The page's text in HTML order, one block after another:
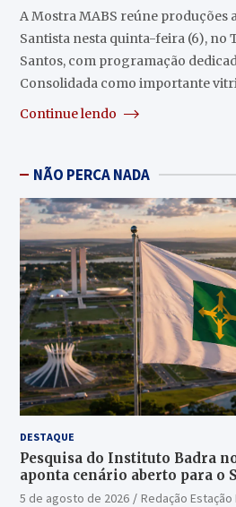
A Mostra MABS reúne produções
Santista nesta quinta-feira (6), no
Santos, com programação
Consolidada como importante
Continue lendo
NÃO PERCA NADA
DESTAQUE
Pesquisa do Instituto Badra
aponta cenário aberto para o
5 de agosto de 2026 Redação Estação